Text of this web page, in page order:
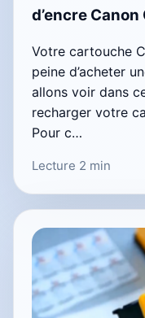
d’encre
Votre cartouche
peine d’acheter
allons voir dans
recharger votre
Pour c…
Lecture 2 min